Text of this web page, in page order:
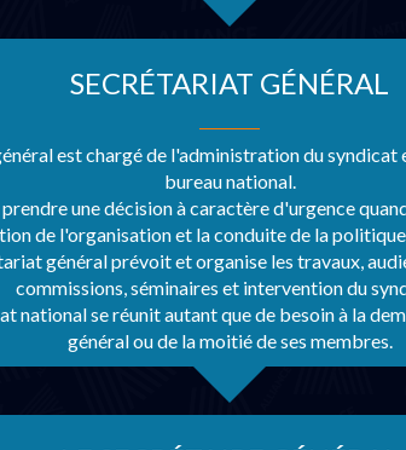
SECRÉTARIAT GÉNÉRAL
est chargé de l'administration du syndicat
bureau national.
une décision à caractère d'urgence
de l'organisation et la conduite de la
général prévoit et organise les travaux,
commissions, séminaires et intervention du
national se réunit autant que de besoin à la
général ou de la moitié de ses membres.